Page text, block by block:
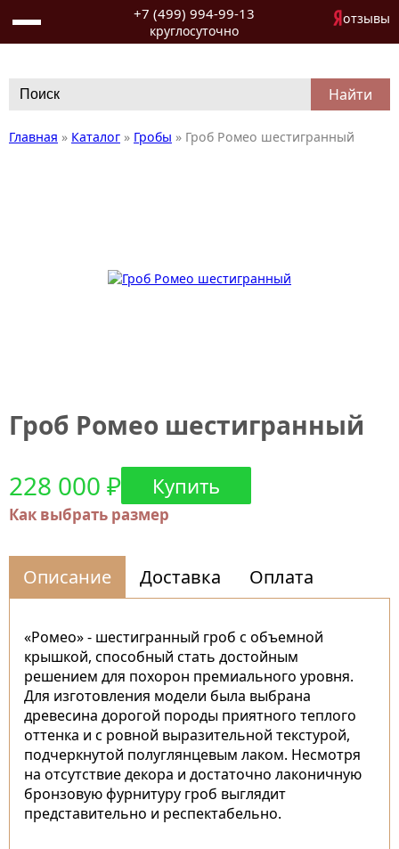
+7 (499) 994-99-13
круглосуточно
отзывы
for:
Главная » Каталог » Гробы » Гроб Ромео шестигранный
Гроб Ромео шестигранный
228 000 ₽
Купить
Как выбрать размер
Описание Доставка Оплата
«Ромео» - шестигранный гроб с объемной
крышкой, способный стать достойным
решением для похорон премиального уровня.
Для изготовления модели была выбрана
древесина дорогой породы приятного теплого
оттенка и с ровной выразительной текстурой,
подчеркнутой полуглянцевым лаком. Несмотря
на отсутствие декора и достаточно лаконичную
бронзовую фурнитуру гроб выглядит
представительно и респектабельно.